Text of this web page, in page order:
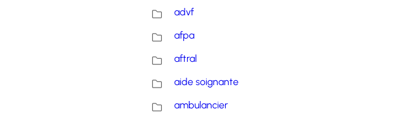
advf
afpa
aftral
aide soignante
ambulancier